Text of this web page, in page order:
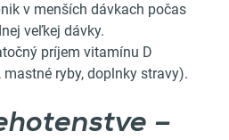
v menších dávkach počas
veľkej dávky.
príjem vitamínu D
mastné ryby, doplnky stravy).
–